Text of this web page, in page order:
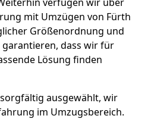
mit Umzügen von Fürth
Größenordnung und
dass wir für
Lösung finden
ausgewählt, wir
im Umzugsbereich.